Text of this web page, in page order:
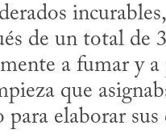
de un total de
a fumar y a
que
para elaborar